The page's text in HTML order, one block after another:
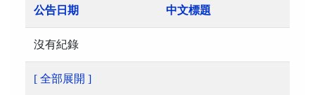
公告日期 中文標題
沒有紀錄
[ 全部展開 ]